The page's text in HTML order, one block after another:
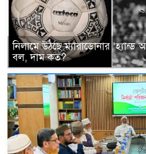
নিলামে উঠছে ম্যারাডোনার ‘হ্যান্ড
বল, দাম কত?